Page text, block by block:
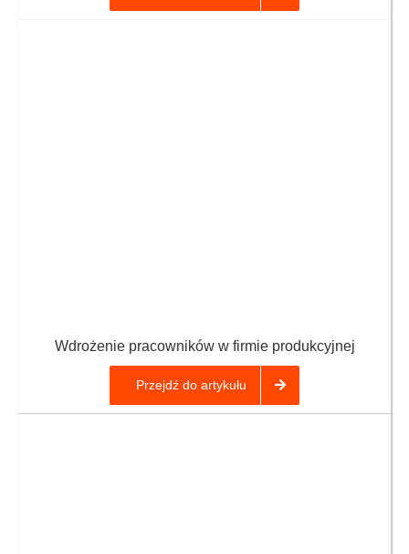
Wdrożenie pracowników w firmie produkcyjnej
Przejdź do artykułu